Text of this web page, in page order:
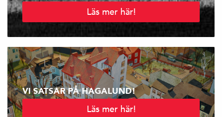
Läs mer här!
VI SATSAR PÅ HAGALUND!
Läs mer här!